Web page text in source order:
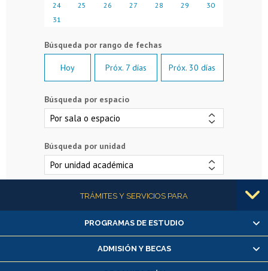
24
25 26 27 28 29
30
31
Hoy Próx. 7 días Próx. 30 días
Búsqueda por espacio
Búsqueda por unidad
Más informaciónTRÁMITES Y SERVICIOS PARA
Alumnas/os y exalumnas/os
Matrícula en línea
Inscripción y cambio de asignaturas
PROGRAMAS DE ESTUDIO
ADMISIÓN Y BECAS